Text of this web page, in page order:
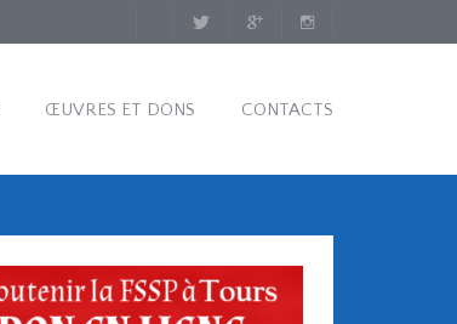
ŒUVRES ET DONS CONTACTS